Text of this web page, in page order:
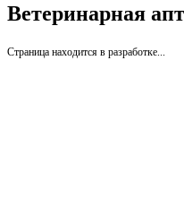
Ветеринарная
Страница находится в разработке...